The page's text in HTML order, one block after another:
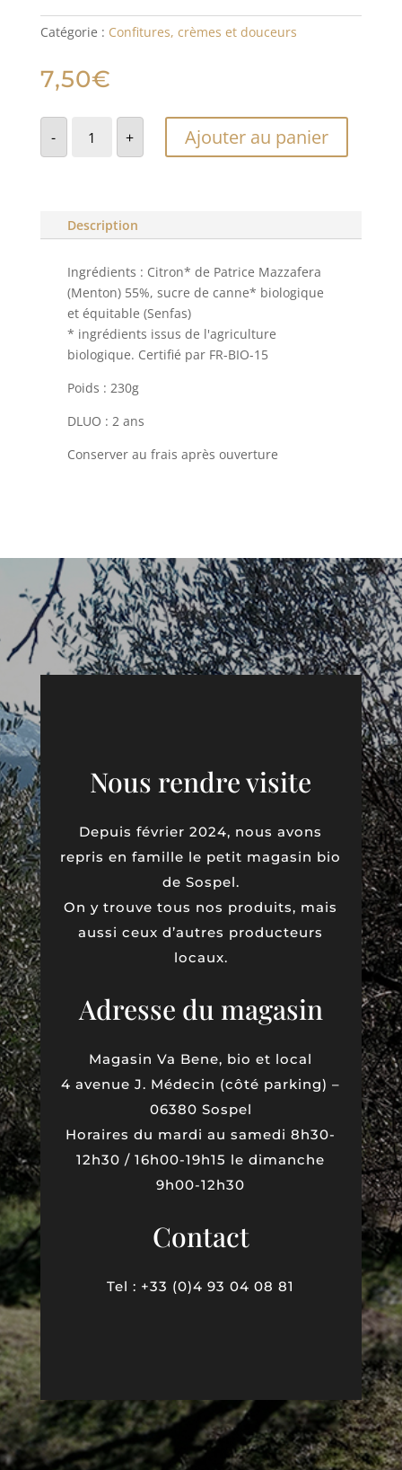
Catégorie : Confitures, crèmes et douceurs
7,50€
-
quantité
Confiture + Ajouter au panier
Description
Ingrédients : Citron* de Patrice Mazzafera
(Menton) 55%, sucre de canne* biologique
et équitable (Senfas)
* ingrédients issus de l'agriculture
biologique. Certifié par FR-BIO-15
Poids : 230g
DLUO : 2 ans
Conserver au frais après ouverture
Nous rendre visite
Depuis février 2024, nous avons
repris en famille le petit magasin bio
de Sospel.
On y trouve tous nos produits, mais
aussi ceux d’autres producteurs
locaux.
Adresse du magasin
Magasin Va Bene, bio et local
4 avenue J. Médecin (côté parking) –
06380 Sospel
Horaires du mardi au samedi 8h30-
12h30 / 16h00-19h15 le dimanche
9h00-12h30
Contact
Tel : +33 (0)4 93 04 08 81